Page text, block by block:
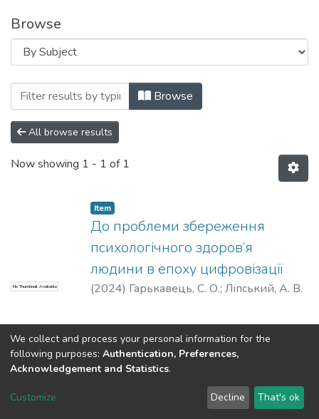
Browse
Browsing Факультет здоров’я
Browse
All browse results
Now showing 1 - 1 of 1
No Thumbnail Available
Item
До проблеми збереження
психологічного здоров’я
людини в епоху цифровізації
(2024) Гарькавець, С. О.; Ліпський, А. В.
Dspace & Volodymyr Dahl East Ukrainian National University
LYRASIS
Send Feedback
We collect and process your personal information for the
following purposes: Authentication, Preferences,
Acknowledgement and Statistics.
Customize Decline That's ok